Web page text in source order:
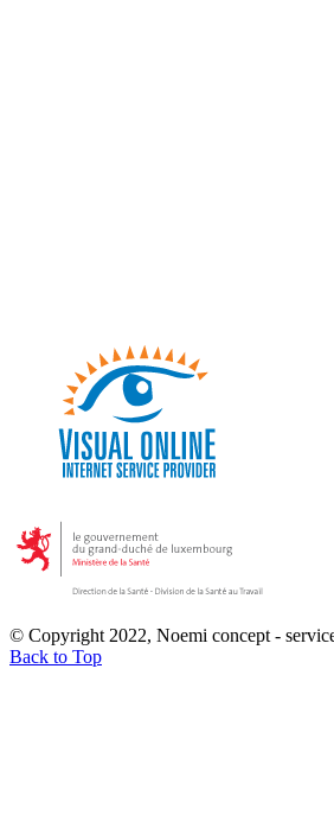
© Copyright 2022, Noemi concept -
Back to Top